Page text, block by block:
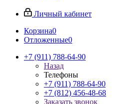
Личный кабинет
Корзина0
Отложенные0
+7 (911) 788-64-90
Назад
Телефоны
+7 (911) 788-64-90
+7 (812) 456-48-68
Заказать звонок